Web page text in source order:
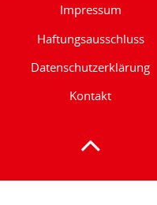
Impressum
Haftungsausschluss
Datenschutzerklärung
Kontakt